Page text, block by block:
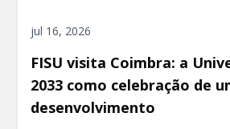
jul 16, 2026
FISU visita Coimbra: a
2033 como celebração de
desenvolvimento